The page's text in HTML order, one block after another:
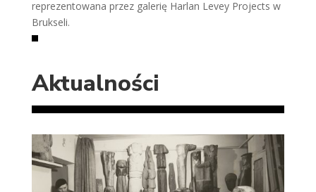
reprezentowana przez galerię Harlan Levey Projects w
Brukseli.
Aktualności